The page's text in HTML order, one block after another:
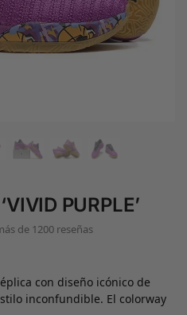
PURPLE’
de 1200 reseñas
con diseño icónico de
inconfundible. El colorway